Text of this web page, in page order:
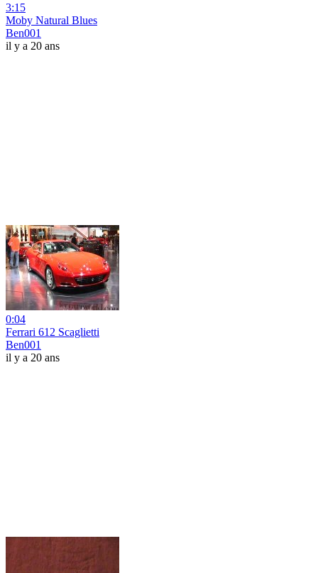
3:15
Moby Natural Blues
Ben001
il y a 20 ans
0:04
Ferrari 612 Scaglietti
Ben001
il y a 20 ans